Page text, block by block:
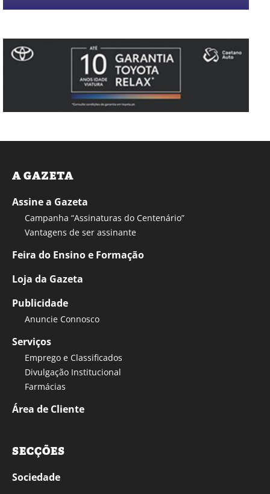
A GAZETA
Assine a Gazeta
Campanha “Assinaturas do Centenário”
Vantagens de ser assinante
Feira do Ensino e Formação
Loja da Gazeta
Publicidade
Anuncie Connosco
Serviços
Emprego e Classificados
Divulgação Institucional
Farmácias
Área de Cliente
SECÇÕES
Sociedade